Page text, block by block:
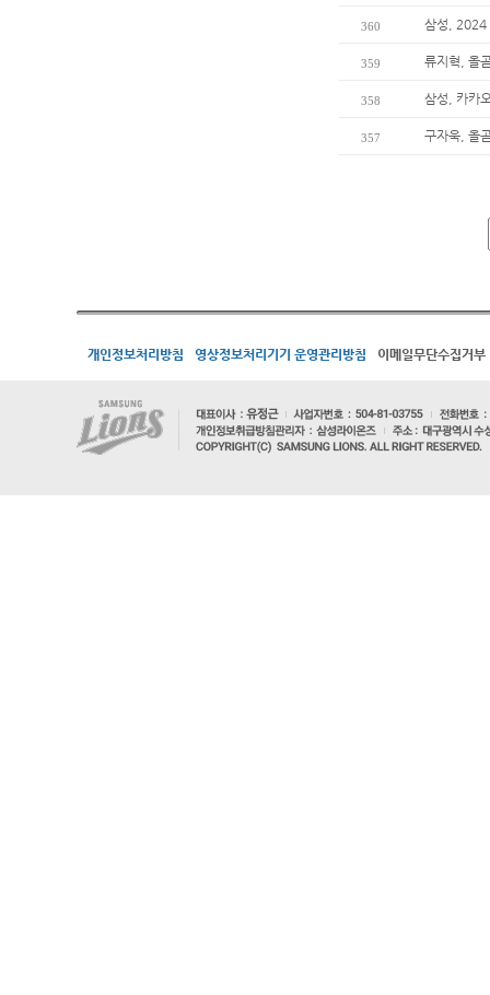
360 삼성, 2024
359 류지혁, 올
358 삼성, 카카
357 구자욱, 올
개인정보처리방침 영상정보처리기기 운영관리방침 이메일무단수집거부